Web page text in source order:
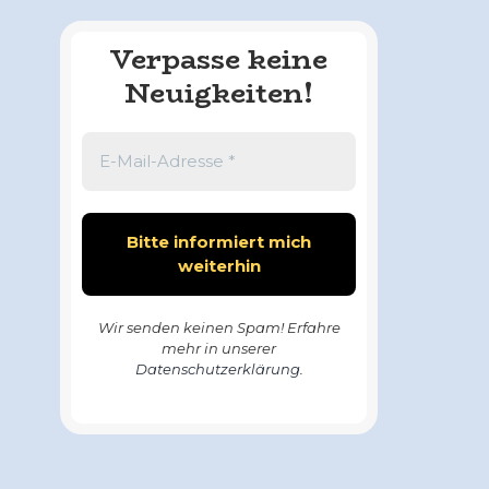
Verpasse keine
Neuigkeiten!
Wir senden keinen Spam! Erfahre
mehr in unserer
Datenschutzerklärung.